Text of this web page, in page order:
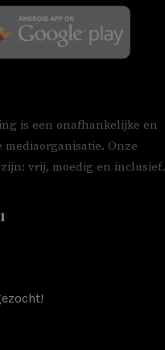
is een onafhankelijke en
mediaorganisatie. Onze
vrij, moedig en inclusief.